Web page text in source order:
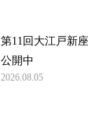
第11回大江戸新
公開中
2026.08.05